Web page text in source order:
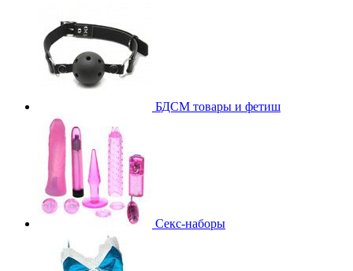
БДСМ товары и фетиш
Секс-наборы